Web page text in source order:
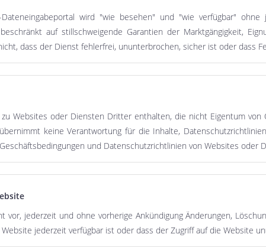
Dateneingabeportal wird "wie besehen" und "wie verfügbar"
auf stillschweigende Garantien der Marktgängigkeit,
dass der Dienst fehlerfrei, ununterbrochen, sicher ist oder dass
Websites oder Diensten Dritter enthalten, die nicht Eigentum
keine Verantwortung für die Inhalte,
und Datenschutzrichtlinien von Websites oder
vor, jederzeit und ohne vorherige Ankündigung Änderungen,
jederzeit verfügbar ist oder dass der Zugriff auf die Website